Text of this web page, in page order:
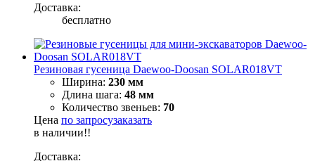
Доставка:
бесплатно
Резиновая гусеница Daewoo-Doosan SOLAR018VT
Ширина: 230 мм
Длина шага: 48 мм
Количество звеньев: 70
Цена по запросузаказать
в наличии!!
Доставка: